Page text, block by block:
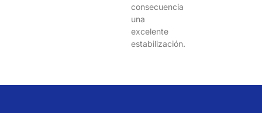
consecuencia
una
excelente
estabilización.